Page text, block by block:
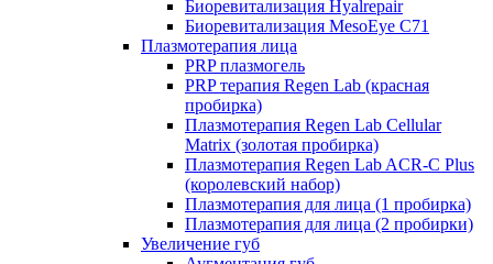
Биоревитализация Hyalrepair
Биоревитализация MesoEye C71
Плазмотерапия лица
PRP плазмогель
PRP терапия Regen Lab (красная
пробирка)
Плазмотерапия Regen Lab Cellular
Matrix (золотая пробирка)
Плазмотерапия Regen Lab ACR-C Plus
(королевский набор)
Плазмотерапия для лица (1 пробирка)
Плазмотерапия для лица (2 пробирки)
Увеличение губ